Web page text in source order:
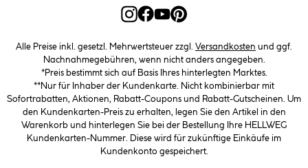
Alle Preise inkl. gesetzl. Mehrwertsteuer zzgl. Versandkosten und ggf.
Nachnahmegebühren, wenn nicht anders angegeben.
*Preis bestimmt sich auf Basis Ihres hinterlegten Marktes.
**Nur für Inhaber der Kundenkarte. Nicht kombinierbar mit
Sofortrabatten, Aktionen, Rabatt-Coupons und Rabatt-Gutscheinen. Um
den Kundenkarten-Preis zu erhalten, legen Sie den Artikel in den
Warenkorb und hinterlegen Sie bei der Bestellung Ihre HELLWEG
Kundenkarten-Nummer. Diese wird für zukünftige Einkäufe im
Kundenkonto gespeichert.